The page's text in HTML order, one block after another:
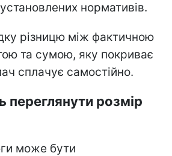
нормативів.
різницю між фактичною
та сумою, яку покриває
сплачує самостійно.
розмір
може бути